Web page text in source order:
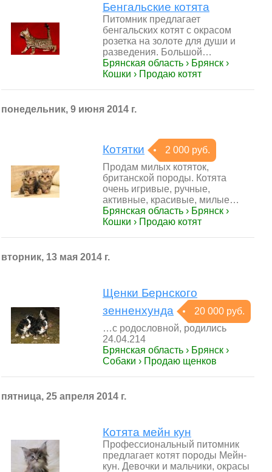
Бенгальские котята
​Питомник предлагает
бенгальских котят с окрасом
розетка на золоте для души и
разведения. Большой…
Брянская область › Брянск ›
Кошки › Продаю котят
понедельник, 9 июня 2014 г.
Котятки
2 000 руб.
Продам милых котяток,
британской породы. Котята
очень игривые, ручные,
активные, красивые, милые…
Брянская область › Брянск ›
Кошки › Продаю котят
вторник, 13 мая 2014 г.
Щенки Бернского
зенненхунда
20 000 руб.
…с родословной, родились
24.04.214
Брянская область › Брянск ›
Собаки › Продаю щенков
пятница, 25 апреля 2014 г.
Котята мейн кун
Профессиональный питомник
предлагает котят породы Мейн-
кун. Девочки и мальчики, окрасы